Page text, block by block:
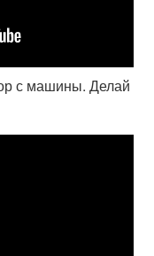
с машины. Делай